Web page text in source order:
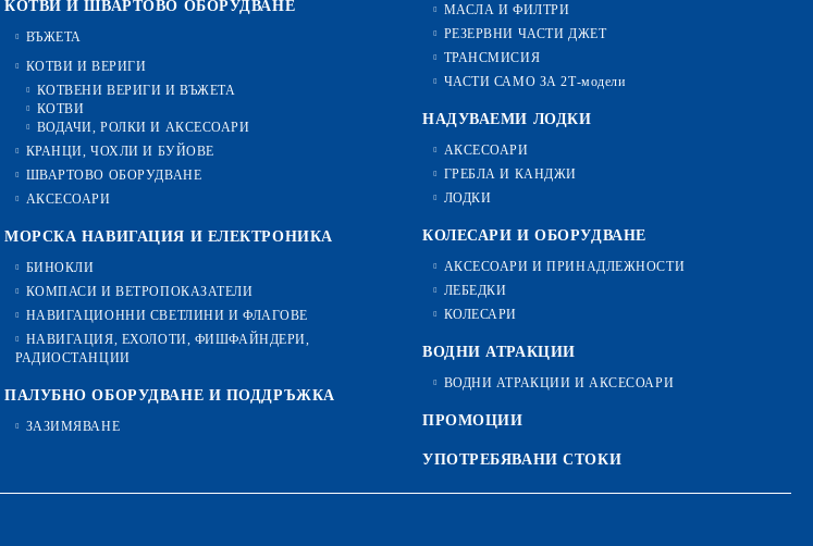
КОТВИ И ШВАРТОВО ОБОРУДВАНЕ
ВЪЖЕТА
КОТВИ И ВЕРИГИ
КОТВЕНИ ВЕРИГИ И ВЪЖЕТА
КОТВИ
ВОДАЧИ, РОЛКИ И АКСЕСОАРИ
КРАНЦИ, ЧОХЛИ И БУЙОВЕ
ШВАРТОВО ОБОРУДВАНЕ
АКСЕСОАРИ
МОРСКА НАВИГАЦИЯ И ЕЛЕКТРОНИКА
БИНОКЛИ
КОМПАСИ И ВЕТРОПОКАЗАТЕЛИ
НАВИГАЦИОННИ СВЕТЛИНИ И ФЛАГОВЕ
НАВИГАЦИЯ, ЕХОЛОТИ, ФИШФАЙНДЕРИ,
РАДИОСТАНЦИИ
ПАЛУБНО ОБОРУДВАНЕ И ПОДДРЪЖКА
ЗАЗИМЯВАНЕ
МАСЛА И ФИЛТРИ
РЕЗЕРВНИ ЧАСТИ ДЖЕТ
ТРАНСМИСИЯ
ЧАСТИ САМО ЗА 2Т-модели
НАДУВАЕМИ ЛОДКИ
АКСЕСОАРИ
ГРЕБЛА И КАНДЖИ
ЛОДКИ
КОЛЕСАРИ И ОБОРУДВАНЕ
АКСЕСОАРИ И ПРИНАДЛЕЖНОСТИ
ЛЕБЕДКИ
КОЛЕСАРИ
ВОДНИ АТРАКЦИИ
ВОДНИ АТРАКЦИИ И АКСЕСОАРИ
ПРОМОЦИИ
УПОТРЕБЯВАНИ СТОКИ